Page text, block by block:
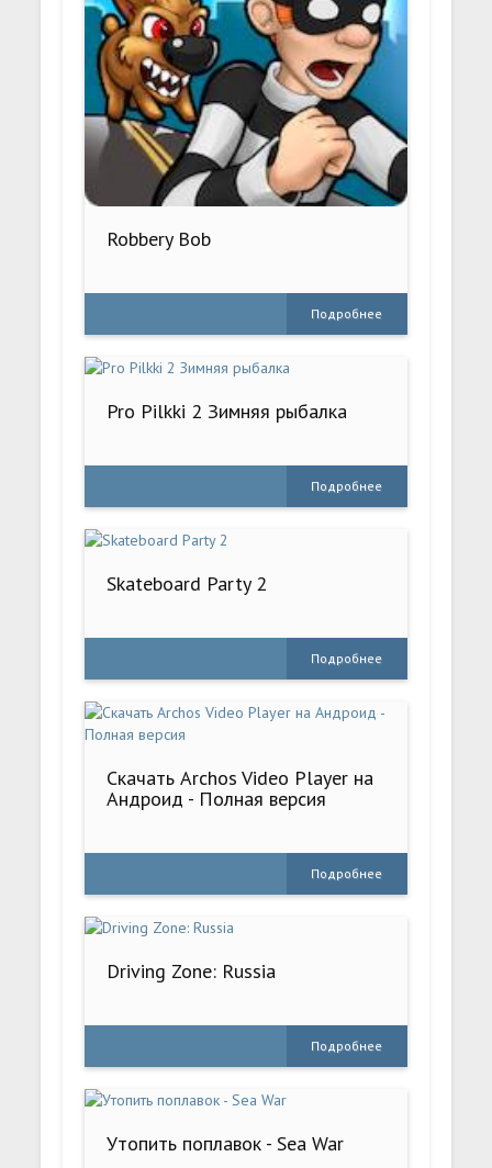
Robbery Bob
Подробнее
Pro Pilkki 2 Зимняя рыбалка
Подробнее
Skateboard Party 2
Подробнее
Скачать Archos Video Player на
Андроид - Полная версия
Подробнее
Driving Zone: Russia
Подробнее
Утопить поплавок - Sea War